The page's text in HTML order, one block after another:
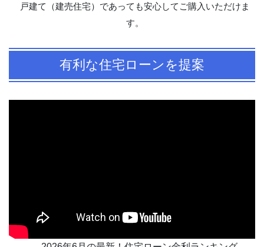
戸建て（建売住宅）であっても安心してご購入いただけま
す。
有利な住宅ローンを提案